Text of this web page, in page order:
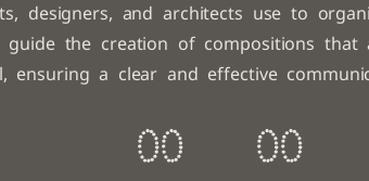
designers, and architects use to
guide the creation of compositions that
ensuring a clear and effective
00 00